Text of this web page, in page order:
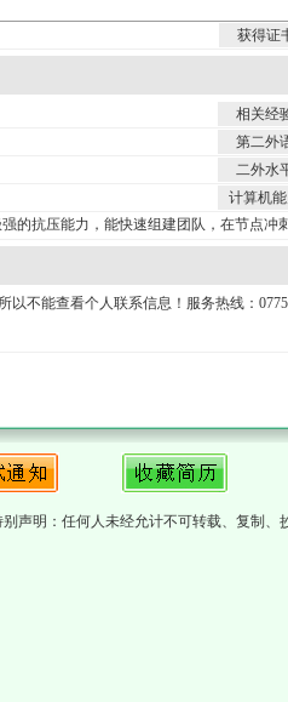
获得证
相关经
第二外
二外水
计算机
的抗压能力，能快速组建团队，在节点冲
所以不能查看个人联系信息！服务热线：
别声明：任何人未经允计不可转载、复制